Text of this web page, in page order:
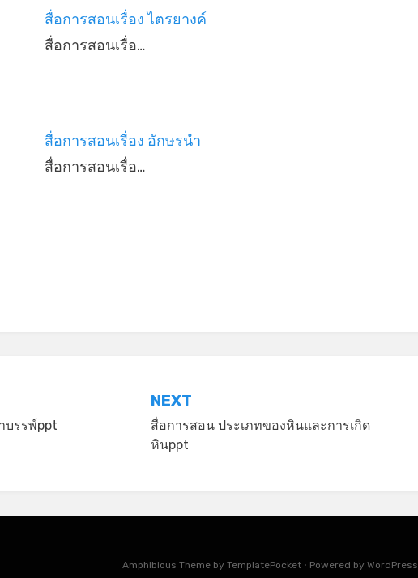
สื่อการสอนเรื่อง ไตรยางค์
สื่อการสอนเรื่อ…
สื่อการสอนเรื่อง อักษรนำ
สื่อการสอนเรื่อ…
บรรพ์ppt
NEXT
สื่อการสอน ประเภทของหินและการเกิด
หินppt
Amphibious Theme by TemplatePocket ⋅ Powered by WordPress